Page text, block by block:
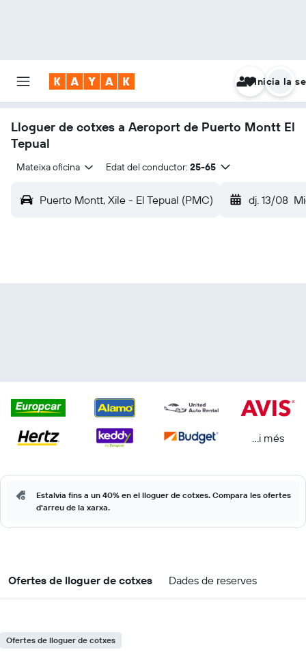
Inicia la
Lloguer de cotxes a Aeroport de Puerto Montt El
Tepual
Mateixa oficina Edat del conductor: 25-65
Puerto Montt, Xile - El Tepual (PMC) dj. 13/08
...i més
Estalvia fins a un 40% en el lloguer de cotxes. Compara les ofertes
d'arreu de la xarxa.
Ofertes de lloguer de cotxes Dades de reserves
Ofertes de lloguer de cotxes